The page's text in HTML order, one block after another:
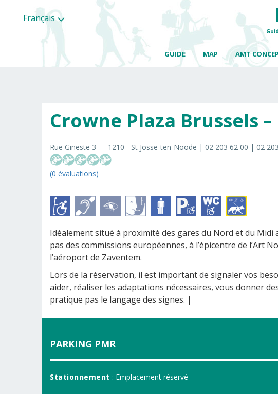
Français
GUIDE MAP AMT
Crowne Plaza Brussels
Rue Gineste 3 — 1210 - St Josse-ten-Noode | 02 203 62 00 | 02
(0 évaluations)
Idéalement situé à proximité des gares du Nord et du Midi
pas des commissions européennes, à l’épicentre de l’Art
l’aéroport de Zaventem.
Lors de la réservation, il est important de signaler vos
aider, réaliser les adaptations nécessaires, vous donner
pratique pas le langage des signes. |
PARKING PMR
Stationnement : Emplacement réservé
categories